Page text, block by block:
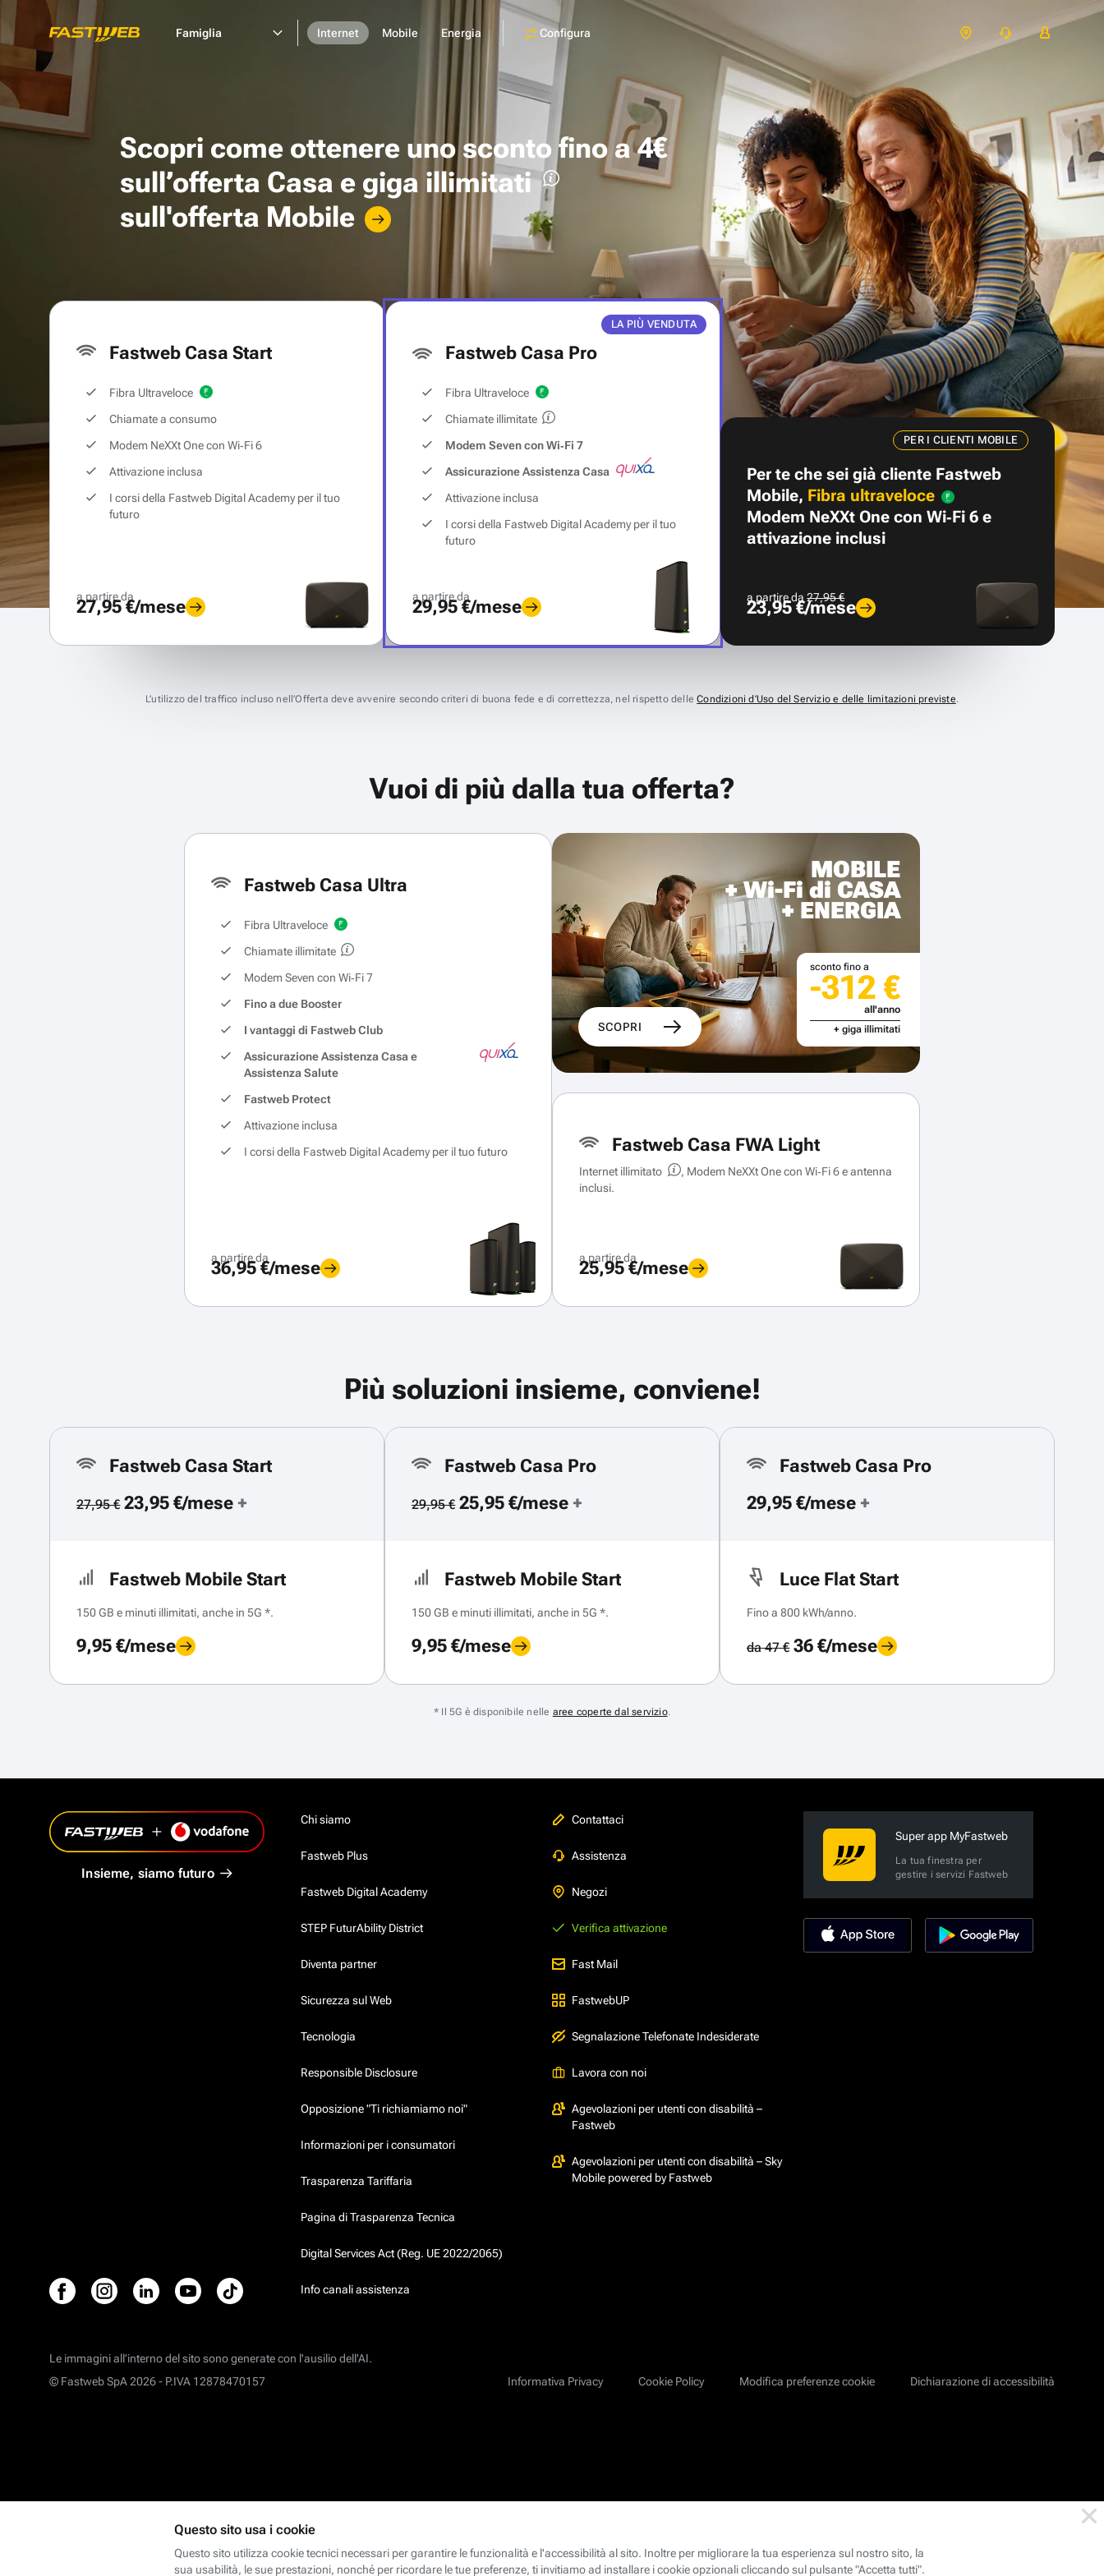
Famiglia Internet Mobile Energia Configura
Scopri come ottenere unosconto fino a 4€
sull’offerta Casa e giga illimitati
sull'offerta Mobile
Fastweb Casa Start
Fibra Ultraveloce
Chiamate a consumo
Modem NeXXt One con Wi‑Fi 6
Attivazione inclusa
I corsi della Fastweb Digital Academy per il tuo
futuro
a partire da
27,95 €/mese
LA PIÙ VENDUTA
Fastweb Casa Pro
Fibra Ultraveloce
Chiamate illimitate
Modem Seven con Wi‑Fi 7
Assicurazione Assistenza Casa
Attivazione inclusa
I corsi della Fastweb Digital Academy per il tuo
futuro
a partire da
29,95 €/mese
PER I CLIENTI MOBILE
Per te che sei già cliente Fastweb
Mobile, Fibra ultraveloce
Modem NeXXt One con Wi‑Fi 6 e
attivazione inclusi
a partire da27,95 €
23,95 €/mese
L’utilizzo del traffico incluso nell’Offerta deve avvenire secondo criteri di buona fede e di correttezza, nel rispetto delleCondizioni d’Uso del Servizio e delle limitazioni previste.
Vuoi di più dalla tua offerta?
Fastweb Casa Ultra
Fibra Ultraveloce
Chiamate illimitate
Modem Seven con Wi‑Fi 7
Fino a due Booster
I vantaggi di Fastweb Club
Assicurazione Assistenza Casa e
Assistenza Salute
Fastweb Protect
Attivazione inclusa
I corsi della Fastweb Digital Academy per il tuo futuro
a partire da
36,95 €/mese
MOBILE
+ Wi-Fi di CASA
+ ENERGIA
SCOPRI
sconto fino a
-312 €
all'anno
+ giga illimitati
Fastweb Casa FWA Light
Internet illimitato
, Modem NeXXt One con Wi‑Fi 6 e antenna
inclusi.
a partire da
25,95 €/mese
Più soluzioni insieme, conviene!
Fastweb Casa Start
27,95 €23,95 €/mese +
Fastweb Mobile Start
150 GB e minuti illimitati, anche in 5G *.
9,95 €/mese
Fastweb Casa Pro
29,95 €25,95 €/mese +
Fastweb Mobile Start
150 GB e minuti illimitati, anche in 5G *.
9,95 €/mese
Fastweb Casa Pro
29,95 €/mese +
Luce Flat Start
Fino a 800 kWh/anno.
da 47 €36 €/mese
* Il 5G è disponibile nelle aree coperte dal servizio.
Insieme, siamo futuro
Chi siamo
Fastweb Plus
Fastweb Digital Academy
STEP FuturAbility District
Diventa partner
Sicurezza sul Web
Tecnologia
Responsible Disclosure
Opposizione "Ti richiamiamo noi"
Informazioni per i consumatori
Trasparenza Tariffaria
Pagina di Trasparenza Tecnica
Digital Services Act (Reg. UE 2022/2065)
Info canali assistenza
Contattaci
Assistenza
Negozi
Verifica attivazione
Fast Mail
FastwebUP
Segnalazione Telefonate Indesiderate
Lavora con noi
Agevolazioni per utenti con disabilità –
Fastweb
Agevolazioni per utenti con disabilità – Sky
Mobile powered by Fastweb
Super app MyFastweb
La tua finestra per
gestire i servizi Fastweb
Le immagini all’interno del sito sono generate con l'ausilio dell'AI.
Informativa Privacy
Cookie Policy Modifica preferenze cookie Dichiarazione di accessibilità
© Fastweb SpA 2026 - P.IVA 12878470157